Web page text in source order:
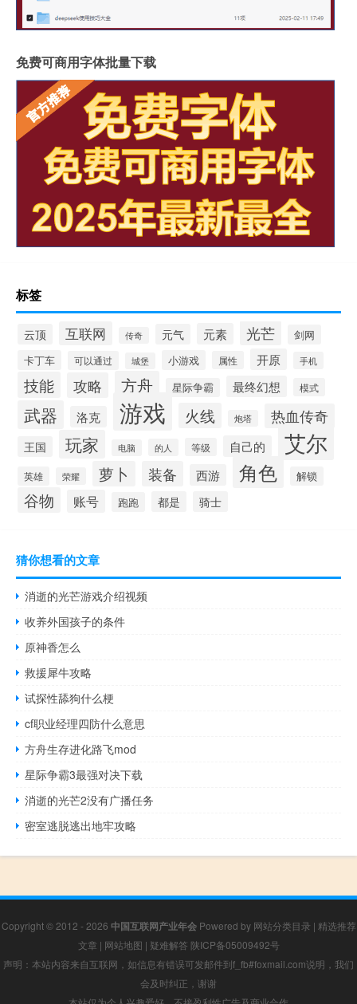
免费可商用字体批量下载
标签
云顶 互联网 传奇 元气 元素 光芒
剑网
卡丁车
可以通过 城堡 小游戏 属性 开原 手机
技能 攻略 方舟 星际争霸 最终幻想 模式
武器 洛克 游戏 火线 炮塔 热血传奇
王国 玩家 电脑 的人 等级 自己的 艾尔
英雄 荣耀 萝卜 装备 西游 角色 解锁
谷物 账号 跑跑 都是 骑士
猜你想看的文章
消逝的光芒游戏介绍视频
收养外国孩子的条件
原神香怎么
救援犀牛攻略
试探性舔狗什么梗
cf职业经理四防什么意思
方舟生存进化路飞mod
星际争霸3最强对决下载
消逝的光芒2没有广播任务
密室逃脱逃出地牢攻略
Copyright © 2012 - 2026 中国互联网产业年会Powered by 网站分类目录 | 精选推荐
文章 | 网站地图 | 疑难解答 陕ICP备05009492号
声明：本站内容来自互联网，如信息有错误可发邮件到f_fb#foxmail.com说明，我们
会及时纠正，谢谢